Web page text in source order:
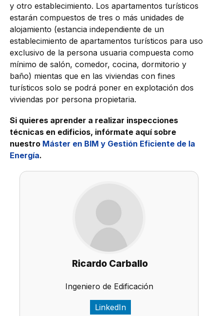
y otro establecimiento. Los apartamentos turísticos
estarán compuestos de tres o más unidades de
alojamiento (estancia independiente de un
establecimiento de apartamentos turísticos para uso
exclusivo de la persona usuaria compuesta como
mínimo de salón, comedor, cocina, dormitorio y
baño) mientas que en las viviendas con fines
turísticos solo se podrá poner en explotación dos
viviendas por persona propietaria.
Si quieres aprender a realizar inspecciones
técnicas en edificios, infórmate aquí sobre
nuestro Máster en BIM y Gestión Eficiente de la
Energía.
Ricardo Carballo
Ingeniero de Edificación
LinkedIn